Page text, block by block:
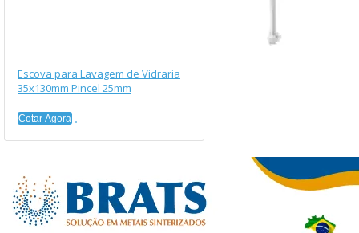
Escova para Lavagem de Vidraria
35x130mm Pincel 25mm
Cotar Agora